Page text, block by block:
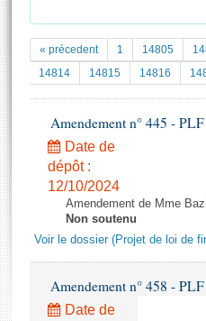
Documents
Projets de loi
Propositions de loi
Amendements
Textes adoptés
Rapports d'information
Rapports d'enquête
Rapports législatifs
Rapports sur l'application des
Baromètre de l’application des
Documents de référence
( Constitution | Règlement de
Histoire
Juniors
Anciennes législatures
Liens vers les sites
La Bibliothèque
Les archives
Contacts et plan d'accès
Photos libres de droit
« précedent 1 14805
14814
14815 14816
Amendement n° 445 -
Date de
dépôt :
12/10/2024
Amendement de Mme
Non soutenu
Voir le dossier (Projet de loi de
Amendement n° 458 -
Date de